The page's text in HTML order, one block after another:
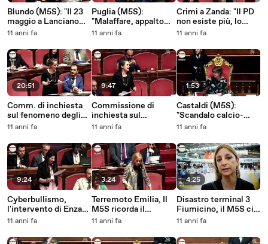
Blundo (M5S): "Il 23
maggio a Lanciano
per dire No a Ombrina
Stelle
11 anni fa
20:51
Comm. di inchiesta
sul fenomeno degli
infortuni sul lavoro,
(Fucksia) -
MoVimento 5 Stelle
11 anni fa
9:24
Cyberbullismo,
l'intervento di Enza
Blundo (M5S) -
11 anni fa
Puglia (M5S):
"Malaffare, appalto
col trucco della
(NA)" - MoVimento 5
Stelle
11 anni fa
9:47
Commissione di
inchiesta sul
fenomeno degli
Fucksia (M5S) -
MoVimento 5 Stelle
11 anni fa
3:24
Terremoto Emilia, Il
M5S ricorda il
disastro del 2012
MoVimento 5 Stelle
11 anni fa
Crimi a Zanda: "Il PD
non esiste più, lo
ammetta a se
5 Stelle
11 anni fa
1:53
Castaldi (M5S):
"Scandalo calcio-
scommesse,
nello sport e nella
società" -
MoVimento 5 Stelle
11 anni fa
4:25
Disastro terminal 3
Fiumicino, il M5S ci
vuole vedere chiaro -
11 anni fa